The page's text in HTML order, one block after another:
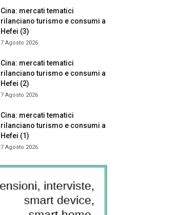
Cina: mercati tematici
rilanciano turismo e consumi a
Hefei (3)
7 Agosto 2026
Cina: mercati tematici
rilanciano turismo e consumi a
Hefei (2)
7 Agosto 2026
Cina: mercati tematici
rilanciano turismo e consumi a
Hefei (1)
7 Agosto 2026